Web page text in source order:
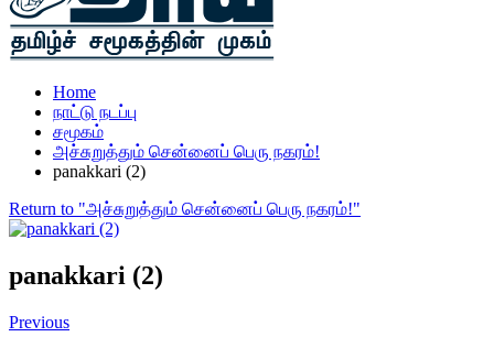
Home
நாட்டு நடப்பு
சமூகம்
அச்சுறுத்தும் சென்னைப் பெரு நகரம்!
panakkari (2)
Return to "அச்சுறுத்தும் சென்னைப் பெரு நகரம்!"
panakkari (2)
Previous